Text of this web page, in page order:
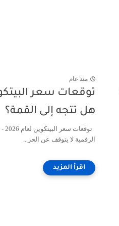
منذ عام
هل تتجه إلى القمة؟
الرقمية لا يتوقف عن الحر...